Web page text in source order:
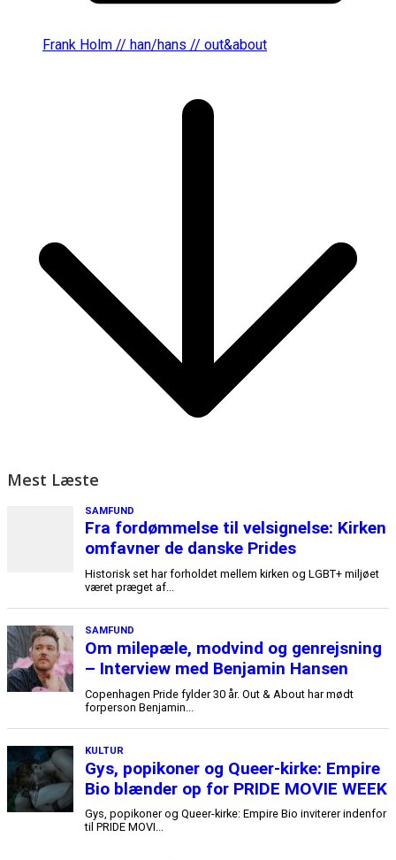
Frank Holm // han/hans // out&about
Mest Læste
SAMFUND
Fra fordømmelse til velsignelse: Kirken
omfavner de danske Prides
Historisk set har forholdet mellem kirken og LGBT+ miljøet
været præget af...
SAMFUND
Om milepæle, modvind og genrejsning
– Interview med Benjamin Hansen
Copenhagen Pride fylder 30 år. Out & About har mødt
forperson Benjamin...
KULTUR
Gys, popikoner og Queer-kirke: Empire
Bio blænder op for PRIDE MOVIE WEEK
Gys, popikoner og Queer-kirke: Empire Bio inviterer indenfor
til PRIDE MOVI...